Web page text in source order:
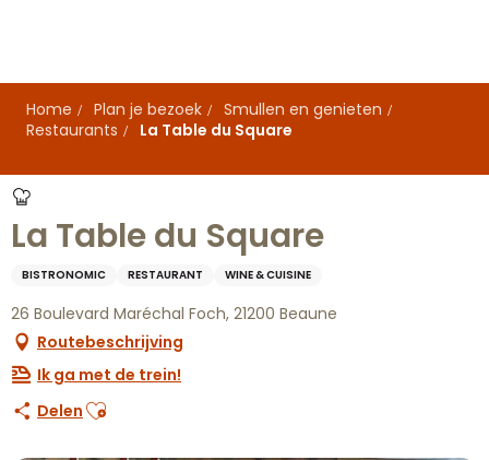
principal
Home
Plan je bezoek
Smullen en genieten
Restaurants
La Table du Square
La Table du Square
BISTRONOMIC RESTAURANT WINE & CUISINE
26 Boulevard Maréchal Foch, 21200 Beaune
Routebeschrijving
Ik ga met de trein!
Delen Ajouter aux favoris